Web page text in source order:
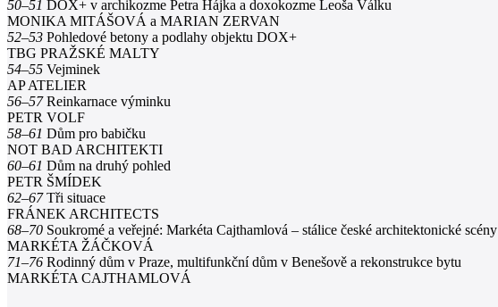
50–51 DOX+ v archikozme Petra Hájka a doxokozme Leoša Válku
MONIKA MITÁŠOVÁ a MARIAN ZERVAN
52–53 Pohledové betony a podlahy objektu DOX+
TBG PRAŽSKÉ MALTY
54–55 Vejminek
AP ATELIER
56–57Reinkarnace výminku
PETR VOLF
58–61 Dům pro babičku
NOT BAD ARCHITEKTI
60–61 Dům na druhý pohled
PETR ŠMÍDEK
62–67Tři situace
FRÁNEK ARCHITECTS
68–70 Soukromé a veřejné: Markéta Cajthamlová – stálice české architektonické scény
MARKÉTA ŽÁČKOVÁ
71–76 Rodinný dům v Praze, multifunkční dům v Benešově a rekonstrukce bytu
MARKÉTA CAJTHAMLOVÁ